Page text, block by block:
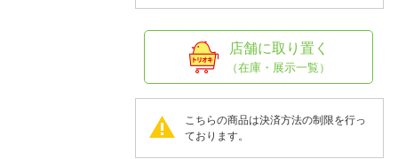
店舗に取り置く
（在庫・展示一覧）
こちらの商品は決済方法の制限を行っ
ております。